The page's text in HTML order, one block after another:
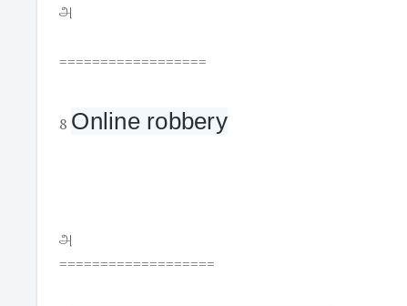
அ
==================
8 Online robbery
அ
===================